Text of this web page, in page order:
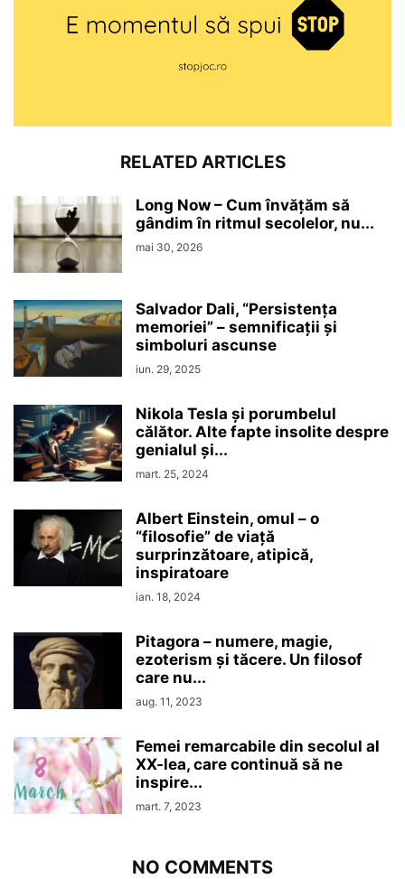
RELATED ARTICLES
Long Now – Cum învățăm să
gândim în ritmul secolelor, nu...
mai 30, 2026
Salvador Dali, “Persistenţa
memoriei” – semnificaţii şi
simboluri ascunse
iun. 29, 2025
Nikola Tesla şi porumbelul
călător. Alte fapte insolite despre
genialul şi...
mart. 25, 2024
Albert Einstein, omul – o
“filosofie” de viaţă
surprinzătoare, atipică,
inspiratoare
ian. 18, 2024
Pitagora – numere, magie,
ezoterism şi tăcere. Un filosof
care nu...
aug. 11, 2023
Femei remarcabile din secolul al
XX-lea, care continuă să ne
inspire...
mart. 7, 2023
NO COMMENTS